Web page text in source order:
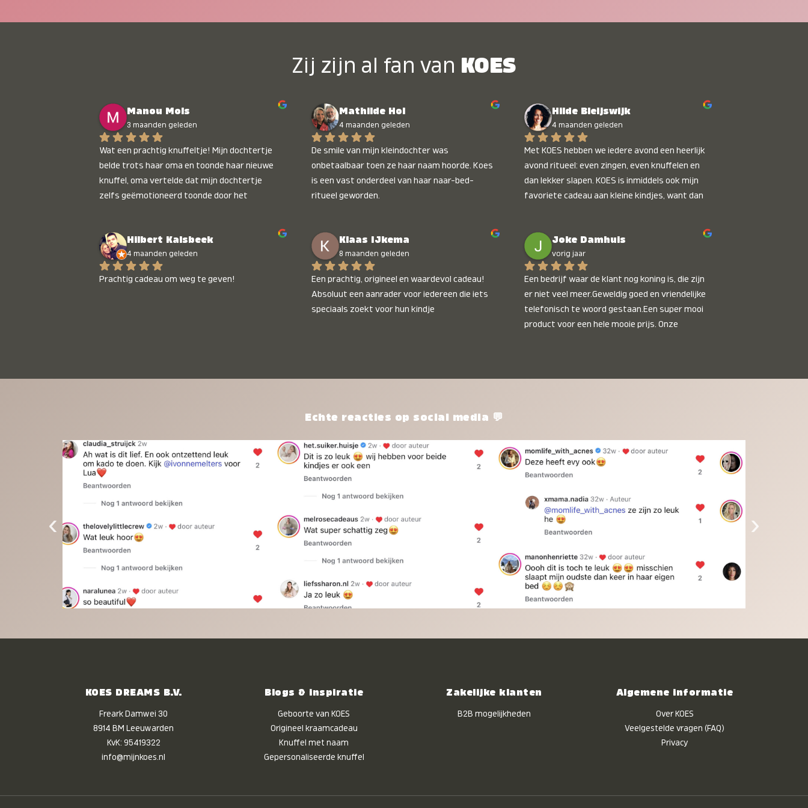
Zij zijn al fan van KOES
Manou Mols
3 maanden geleden
Wat een prachtig knuffeltje! Mijn dochtertje
belde trots haar oma en toonde haar nieuwe
knuffel, oma vertelde dat mijn dochtertje
zelfs geëmotioneerd toonde door het
Mathilde Hol
4 maanden geleden
De smile van mijn kleindochter was
onbetaalbaar toen ze haar naam hoorde. Koes
is een vast onderdeel van haar naar-bed-
ritueel geworden.
Hilde Bleijswijk
4 maanden geleden
Met KOES hebben we iedere avond een heerlijk
avond ritueel: even zingen, even knuffelen en
dan lekker slapen. KOES is inmiddels ook mijn
favoriete cadeau aan kleine kindjes, want dan
onbetaalbaar :)
Hilbert Kalsbeek
4 maanden geleden
Prachtig cadeau om weg te geven!
Klaas IJkema
8 maanden geleden
Een prachtig, origineel en waardevol cadeau!
Absoluut een aanrader voor iedereen die iets
speciaals zoekt voor hun kindje
Joke Damhuis
vorig jaar
Een bedrijf waar de klant nog koning is, die zijn
er niet veel meer.Geweldig goed en vriendelijke
telefonisch te woord gestaan.Een super mooi
product voor een hele mooie prijs. Onze
Echte reacties op social media 💬
‹ ›
KOES DREAMS B.V.
Freark Damwei 30
8914 BM Leeuwarden
KvK: 95419322
info@mijnkoes.nl
Blogs & inspiratie
Geboorte van KOES
Origineel kraamcadeau
Knuffel met naam
Gepersonaliseerde knuffel
Zakelijke klanten
B2B mogelijkheden
Algemene informatie
Over KOES
Veelgestelde vragen (FAQ)
Privacy